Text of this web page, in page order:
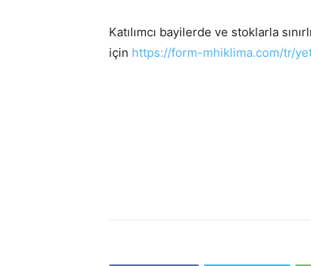
Katılımcı bayilerde ve stoklarla
için https://form-mhiklima.com/tr/